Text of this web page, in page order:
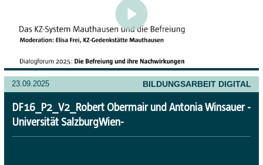
23.09.2025 BILDUNGSARBEIT DIGITAL
DF16_P2_V2_Robert Obermair und Antonia Winsauer -
Universität SalzburgWien-